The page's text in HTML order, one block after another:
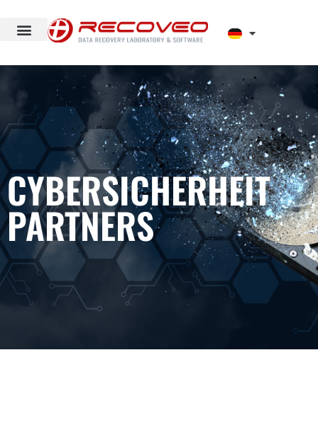
CYBERSICHERHEIT
PARTNERS